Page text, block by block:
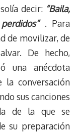
decir: “Baila,
. Para
de movilizar, de
De hecho,
una anécdota
la conversación
sus canciones
de la que se
su preparación